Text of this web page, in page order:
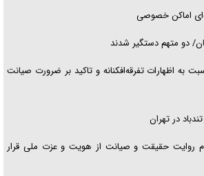
اماکن خصوصی
دو متهم دستگیر شدند
به اظهارات تفرقه‌افکنانه و تاکید بر ضرورت صیانت
در تهران
روایت حقیقت و صیانت از هویت و عزت ملی قرار